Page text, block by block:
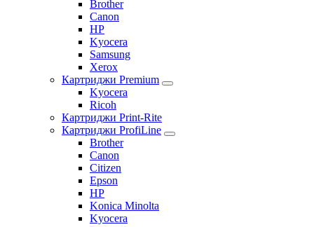
Brother
Canon
HP
Kyocera
Samsung
Xerox
Картриджи Premium
Kyocera
Ricoh
Картриджи Print-Rite
Картриджи ProfiLine
Brother
Canon
Citizen
Epson
HP
Konica Minolta
Kyocera